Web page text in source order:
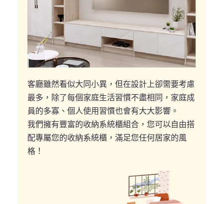
客廳雖然看似大同小異，但在設計上卻需要考慮
最多，除了每個家庭生活習慣不盡相同，家庭成
員的多寡、個人使用習慣也會有大大影響。
我們擁有豐富的收納系統櫃組合，您可以自由搭
配專屬您的收納系統櫃，滿足您任何居家的風
格！